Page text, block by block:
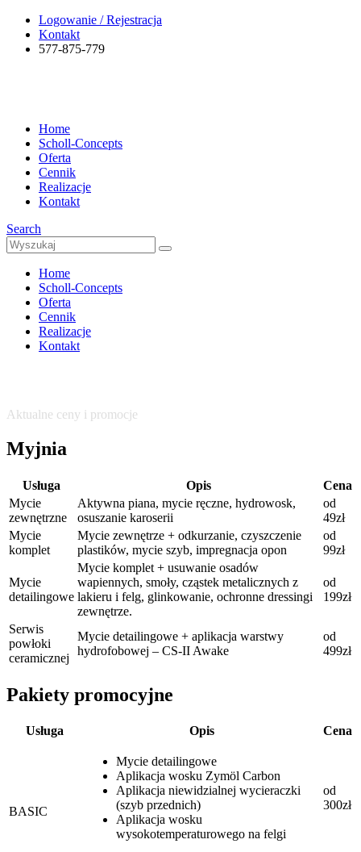
Logowanie / Rejestracja
Kontakt
577-875-779
Home
Scholl-Concepts
Oferta
Cennik
Realizacje
Kontakt
Search
Home
Scholl-Concepts
Oferta
Cennik
Realizacje
Kontakt
Aktualne ceny i promocje
Myjnia
Usługa Opis
Cena
Mycie
zewnętrzne
Aktywna piana, mycie ręczne, hydrowosk,
osuszanie karoserii
od
49zł
Mycie
komplet
Mycie zewnętrze + odkurzanie, czyszczenie
plastików, mycie szyb, impregnacja opon
od
99zł
Mycie
detailingowe
Mycie komplet + usuwanie osadów
wapiennych, smoły, cząstek metalicznych z
lakieru i felg, glinkowanie, ochronne dressingi
zewnętrze.
od
199zł
Serwis
powłoki
ceramicznej
Mycie detailingowe + aplikacja warstwy
hydrofobowej – CS-II Awake
od
499zł
Pakiety promocyjne
Usługa Opis Cena
BASIC
Mycie detailingowe
Aplikacja wosku Zymöl Carbon
Aplikacja niewidzialnej wycieraczki
(szyb przednich)
Aplikacja wosku
wysokotemperaturowego na felgi
od
300zł